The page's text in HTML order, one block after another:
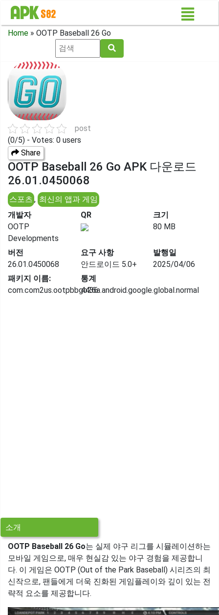
Home » OOTP Baseball 26 Go
post
(0/5) - Votes: 0 users
Share
OOTP Baseball 26 Go APK 다운로드
26.01.0450068
스포츠 , 최신의 앱과 게임
개발자
OOTP
Developments
QR
크기
80 MB
버전
26.01.0450068
요구 사항
안드로이드 5.0+
발행일
2025/04/06
패키지 이름:
com.com2us.ootpbbgo26a.android.google.global.normal
통계
4436
소개
OOTP Baseball 26 Go는 실제 야구 리그를 시뮬레이션하는
모바일 게임으로, 매우 현실감 있는 야구 경험을 제공합니
다. 이 게임은 OOTP (Out of the Park Baseball) 시리즈의 최
신작으로, 팬들에게 더욱 진화된 게임플레이와 깊이 있는 전
략적 요소를 제공합니다.